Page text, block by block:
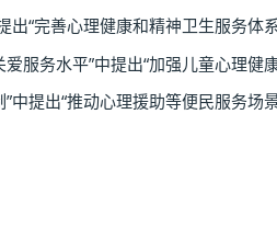
“完善心理健康和精神卫生服务体系
务水平”中提出“加强儿童心理健康
提出“推动心理援助等便民服务场景